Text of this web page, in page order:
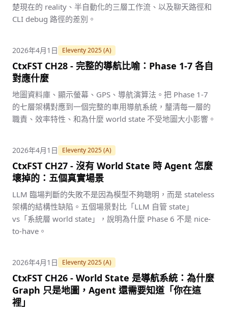
楚現在的 reality、半自動化的三層工作流、以及聊天路徑和
CLI debug 路徑的差別。
2026年4月1日 Eleventy 2025 (A)
CtxFST CH28 - 完整的導航比喻：Phase 1-7 各自
對應什麼
地圖資料庫、顯示螢幕、GPS、導航演算法。把 Phase 1-7
的七層架構對應到一個完整的車用導航系統，釐清每一層的
職責、效率特性、和為什麼 world state 不受地圖大小影響。
2026年4月1日 Eleventy 2025 (A)
CtxFST CH27 - 沒有 World State 時 Agent 怎麼
壞掉的：五個真實場景
LLM 臨場判斷的失敗不是因為模型不夠聰明，而是 stateless
架構的結構性缺陷。五個場景對比「LLM 自管 state」
vs「系統層 world state」，說明為什麼 Phase 6 不是 nice-
to-have。
2026年4月1日 Eleventy 2025 (A)
CtxFST CH26 - World State 是導航系統：為什麼
Graph 只是地圖，Agent 還需要知道「你在這
裡」